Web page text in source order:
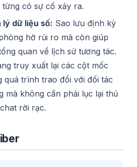
có sự cố xảy ra.
lý dữ liệu số: Sao lưu định kỳ
hờ rủi ro mà còn giúp
quan về lịch sử tương tác.
truy xuất lại các cột mốc
quá trình trao đổi với đối tác
mà không cần phải lục lại thủ
rời rạc.